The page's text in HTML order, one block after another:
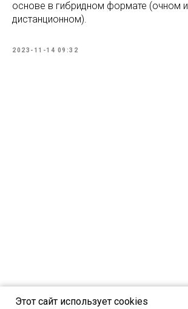
основе в гибридном формате (очном и
дистанционном).
2023-11-14 09:32
Этот сайт использует cookies